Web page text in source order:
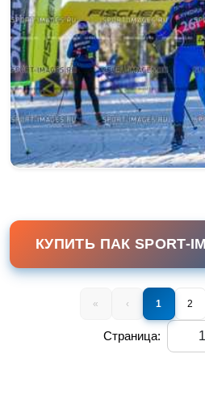
КУПИТЬ ПАК SPORT-
« ‹ 1 2
Страница: